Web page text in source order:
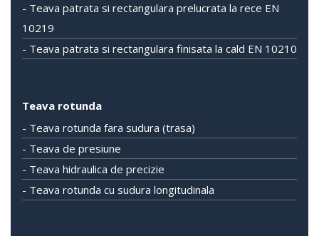
- Teava patrata si rectangulara prelucrata la rece EN
10219
- Teava patrata si rectangulara finisata la cald EN 10210
Teava rotunda
- Teava rotunda fara sudura (trasa)
- Teava de presiune
- Teava hidraulica de precizie
- Teava rotunda cu sudura longitudinala